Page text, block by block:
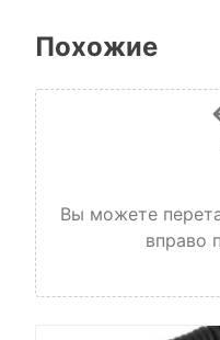
Похожие
Вы можете
вправо